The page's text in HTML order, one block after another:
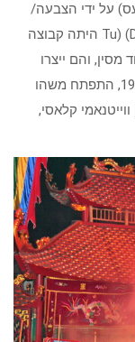
על ידי הצבעה/
כיוון של הזקן בדרכים שונות. לשליט דוק טו Tu) (Duc היתה קבוצה
מסין, והם ייצרו
תיאטרון אקסטרווגנטי. מאז חלוקת הארץ ב-1954, התפתח משהו
קלאסי,